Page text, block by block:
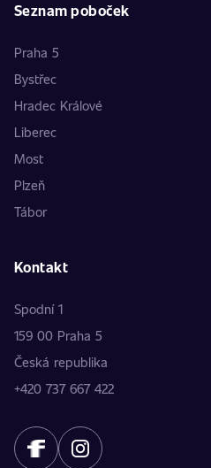
Seznam poboček
Praha 5
Bystřec
Hradec Králové
Liberec
Most
Plzeň
Tábor
Kontakt
Spodní 1
159 00 Praha 5
Česká republika
+420 737 667 422